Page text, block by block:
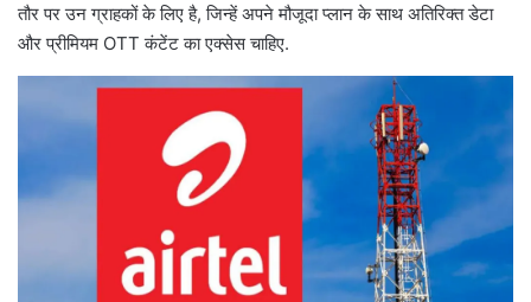
तौर पर उन ग्राहकों के लिए है, जिन्हें अपने मौजूदा प्लान के साथ अतिरिक्त डेटा
और प्रीमियम OTT कंटेंट का एक्सेस चाहिए.